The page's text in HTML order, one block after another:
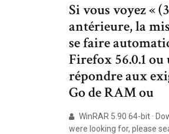
Si vous voyez «
antérieure, la
se faire
Firefox 56.0.1
répondre aux
Go de RAM ou
WinRAR 5.90 64-bit ·
were looking for, please